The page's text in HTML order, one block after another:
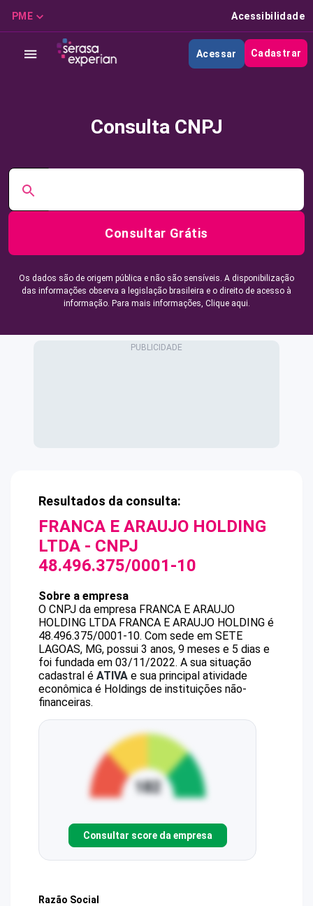
PME Acessibilidade
Acessar Cadastrar
Consulta CNPJ
Consultar Grátis
Os dados são de origem pública e não são sensíveis. A disponibilização
das informações observa a legislação brasileira e o direito de acesso à
informação. Para mais informações, Clique aqui.
Resultados da consulta:
FRANCA E ARAUJO HOLDING
LTDA - CNPJ
48.496.375/0001-10
Sobre a empresa
O CNPJ da empresa FRANCA E ARAUJO
HOLDING LTDA FRANCA E ARAUJO HOLDING é
48.496.375/0001-10. Com sede em SETE
LAGOAS, MG, possui 3 anos, 9 meses e 5 dias e
foi fundada em 03/11/2022. A sua situação
cadastral é ATIVA e sua principal atividade
econômica é Holdings de instituições não-
financeiras.
Consultar score da empresa
Razão Social